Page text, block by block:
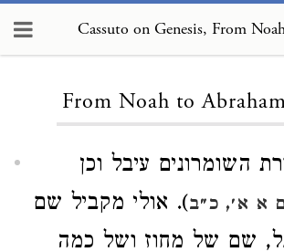
From Noah to
השומרונים עיבל וכן
א א׳, כ״ב). אולי מקביל שם
שם של מחוז ושל כמה